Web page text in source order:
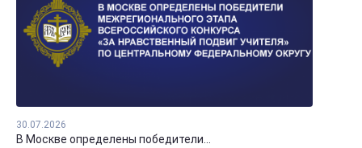
30.07.2026
В Москве определены победители...